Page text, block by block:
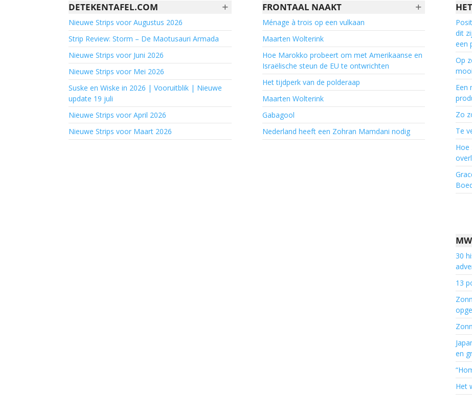
+
DETEKENTAFEL.COM
Nieuwe Strips voor Augustus 2026
Strip Review: Storm – De Maotusauri Armada
Nieuwe Strips voor Juni 2026
Nieuwe Strips voor Mei 2026
Suske en Wiske in 2026 | Vooruitblik | Nieuwe
update 19 juli
Nieuwe Strips voor April 2026
Nieuwe Strips voor Maart 2026
+
FRONTAAL NAAKT
Ménage à trois op een vulkaan
Maarten Wolterink
Hoe Marokko probeert om met Amerikaanse en
Israëlische steun de EU te ontwrichten
Het tijdperk van de polderaap
Maarten Wolterink
Gabagool
Nederland heeft een Zohran Mamdani nodig
dit
een
Op
Een
Zo
Te
Hoe
30
13
en
Het